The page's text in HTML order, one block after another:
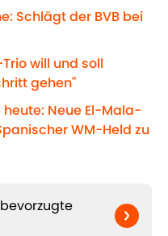
Schlägt der BVB bei
will und soll
gehen"
Neue El-Mala-
WM-Held zu